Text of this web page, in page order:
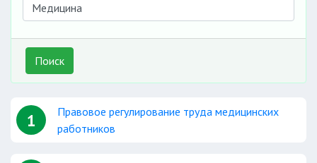
Поиск
1
Правовое регулирование труда медицинских
работников